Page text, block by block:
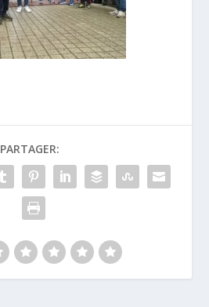
PARTAGER: